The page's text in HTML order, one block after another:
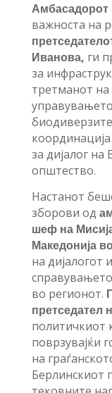
важноста на
претседа
Иванова, ги
за
третманот
за дијалог на
општество.
Настанот
зборови од
шеф на
Македонија
на дијалогот
во регионот.
претседател
политичкиот
поврзувајќи
на
Берлинскиот